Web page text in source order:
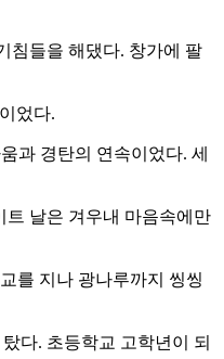
침들을 해댔다. 창가에 팔
었다.
과 경탄의 연속이었다. 세
트 날은 겨우내 마음속에만
를 지나 광나루까지 씽씽
다. 초등학교 고학년이 되